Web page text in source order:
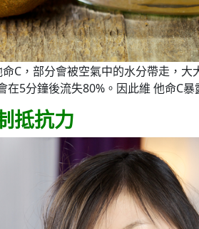
C，部分會被空氣中的水分帶走，
在5分鐘後流失80%。因此維 他命C暴
抵抗力